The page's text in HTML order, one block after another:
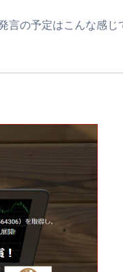
言の予定はこんな感じ